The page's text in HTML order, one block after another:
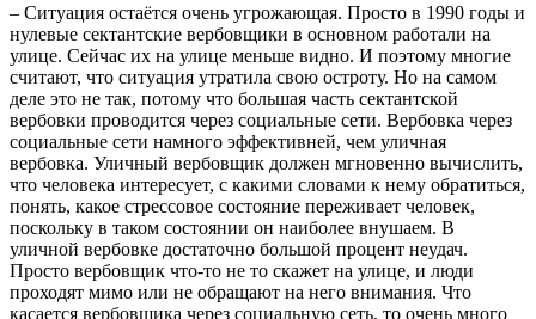
– Ситуация остаётся очень угрожающая. Просто в 1990 годы и
нулевые сектантские вербовщики в основном работали на
улице. Сейчас их на улице меньше видно. И поэтому многие
считают, что ситуация утратила свою остроту. Но на самом
деле это не так, потому что большая часть сектантской
вербовки проводится через социальные сети. Вербовка через
социальные сети намного эффективней, чем уличная
вербовка. Уличный вербовщик должен мгновенно вычислить,
что человека интересует, с какими словами к нему обратиться,
понять, какое стрессовое состояние переживает человек,
поскольку в таком состоянии он наиболее внушаем. В
уличной вербовке достаточно большой процент неудач.
Просто вербовщик что-то не то скажет на улице, и люди
проходят мимо или не обращают на него внимания. Что
касается вербовщика через социальную сеть, то очень много